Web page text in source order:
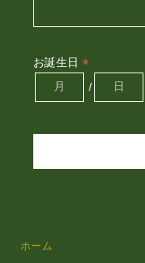
お誕生日 *
/
ホーム